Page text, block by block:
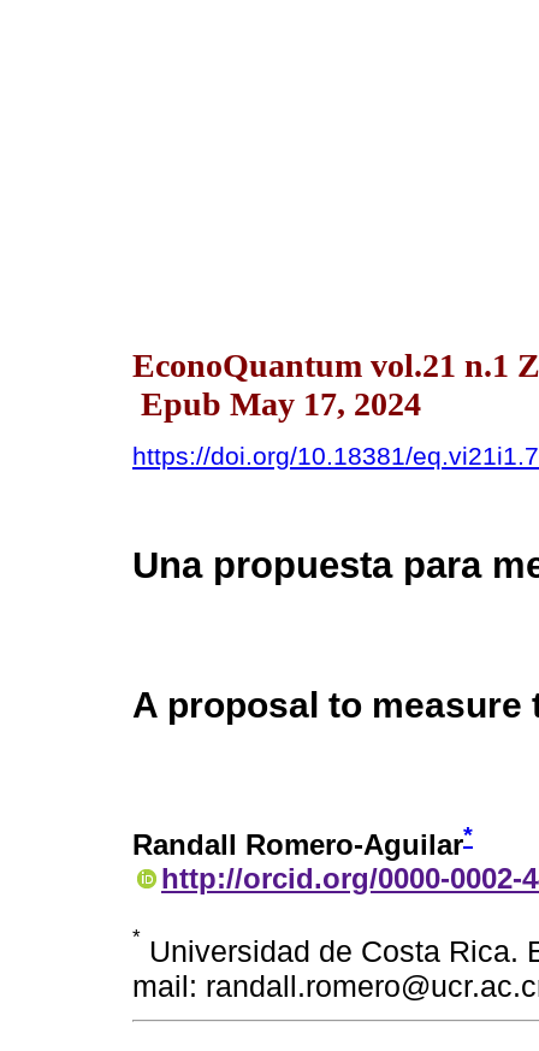
EconoQuantum vol.21 n.1
Epub May 17, 2024
https://doi.org/10.18381/
Una propuesta para
A proposal to
Randall Romero-Aguilar*
http://orcid.org/0000-0002-
* Universidad de Costa Rica.
mail: